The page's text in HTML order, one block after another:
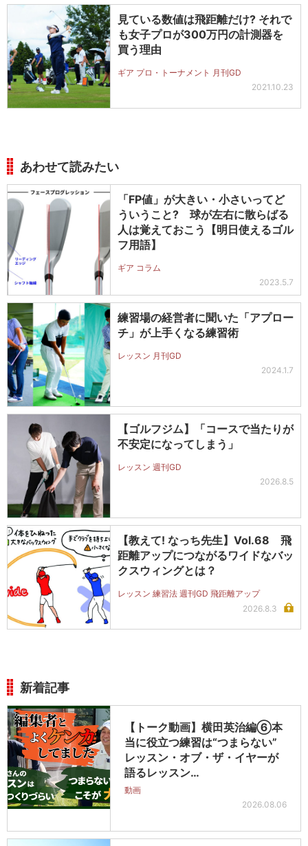
見ている数値は飛距離だけ? それで
も女子プロが300万円の計測器を
買う理由
ギア プロ・トーナメント 月刊GD
2021.10.23
あわせて読みたい
「FP値」が大きい・小さいってど
ういうこと? 球が左右に散らばる
人は覚えておこう【明日使えるゴル
フ用語】
ギア コラム
2023.5.7
練習場の経営者に聞いた「アプロー
チ」が上手くなる練習術
レッスン 月刊GD
2024.1.7
【ゴルフジム】「コースで当たりが
不安定になってしまう」
レッスン 週刊GD
2026.8.5
【教えて! なっち先生】Vol.68 飛
距離アップにつながるワイドなバッ
クスウィングとは？
レッスン 練習法 週刊GD 飛距離アップ
2026.8.3
新着記事
【トーク動画】横田英治編⑥本
当に役立つ練習は“つまらない”
レッスン・オブ・ザ・イヤーが
語るレッスン…
動画
2026.08.06